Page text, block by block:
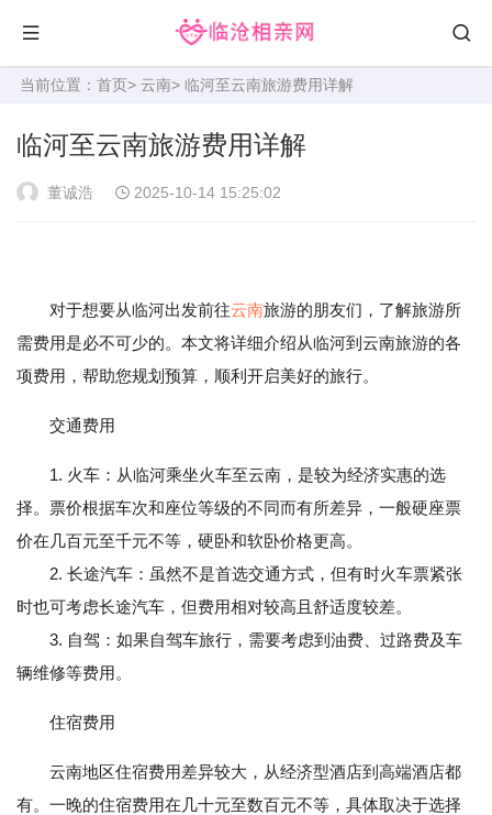
当前位置： 首页> 云南> 临河至云南旅游费用详解
临河至云南旅游费用详解
董诚浩 2025-10-14 15:25:02
对于想要从临河出发前往云南旅游的朋友们，了解旅游所
需费用是必不可少的。本文将详细介绍从临河到云南旅游的各
项费用，帮助您规划预算，顺利开启美好的旅行。
交通费用
1. 火车：从临河乘坐火车至云南，是较为经济实惠的选
择。票价根据车次和座位等级的不同而有所差异，一般硬座票
价在几百元至千元不等，硬卧和软卧价格更高。
2. 长途汽车：虽然不是首选交通方式，但有时火车票紧张
时也可考虑长途汽车，但费用相对较高且舒适度较差。
3. 自驾：如果自驾车旅行，需要考虑到油费、过路费及车
辆维修等费用。
住宿费用
云南地区住宿费用差异较大，从经济型酒店到高端酒店都
有。一晚的住宿费用在几十元至数百元不等，具体取决于选择